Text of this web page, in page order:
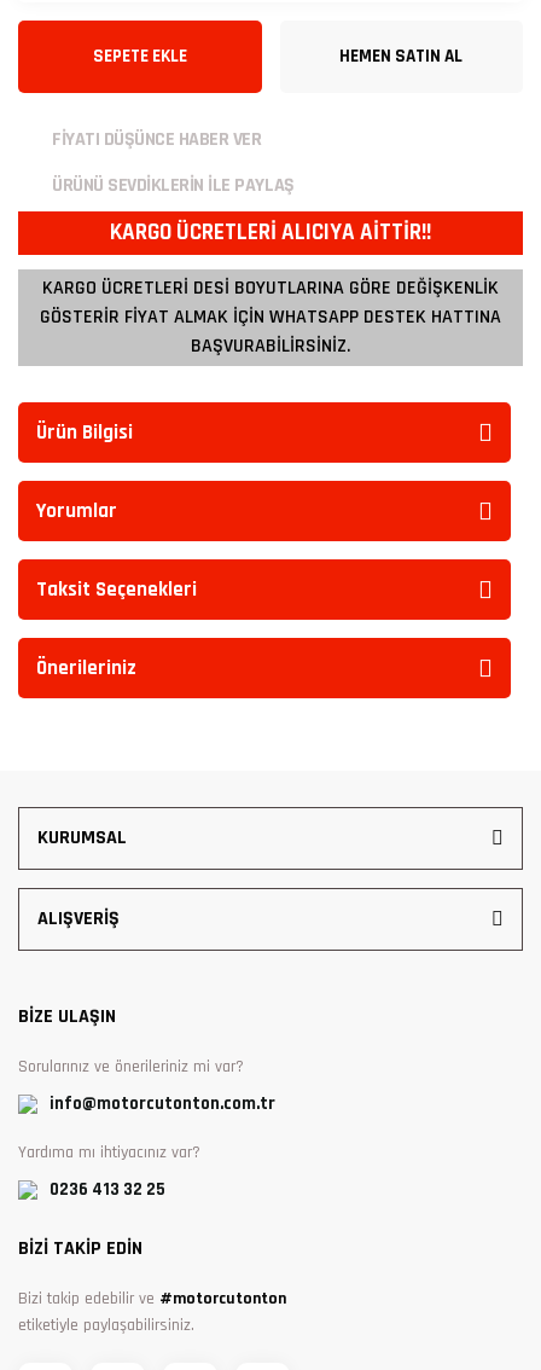
SEPETE EKLE HEMEN SATIN AL
FİYATI DÜŞÜNCE HABER VER
ÜRÜNÜ SEVDİKLERİN İLE PAYLAŞ
KARGO ÜCRETLERİ ALICIYA AİTTİR!!
KARGO ÜCRETLERİ DESİ BOYUTLARINA GÖRE DEĞİŞKENLİK
GÖSTERİR FİYAT ALMAK İÇİN WHATSAPP DESTEK HATTINA
BAŞVURABİLİRSİNİZ.
Ürün Bilgisi
Yorumlar
Taksit Seçenekleri
Önerileriniz
KURUMSAL
ALIŞVERİŞ
BİZE ULAŞIN
Sorularınız ve önerileriniz mi var?
info@motorcutonton.com.tr
Yardıma mı ihtiyacınız var?
0236 413 32 25
BİZİ TAKİP EDİN
Bizi takip edebilir ve #motorcutonton
etiketiyle paylaşabilirsiniz.